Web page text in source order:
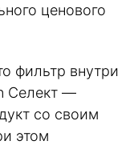
ценового
фильтр внутри
Селект —
со своим
этом